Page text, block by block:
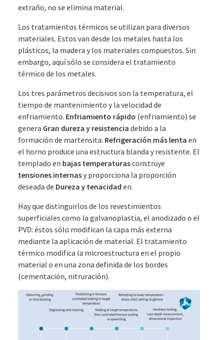
extraño, no se elimina material.
Los tratamientos térmicos se utilizan para diversos
materiales. Estos van desde los metales hasta los
plásticos, la madera y los materiales compuestos. Sin
embargo, aquí sólo se considera el tratamiento
térmico de los metales.
Los tres parámetros decisivos son la temperatura, el
tiempo de mantenimiento y la velocidad de
enfriamiento. Enfriamiento rápido (enfriamiento) se
genera Gran dureza y resistencia debido a la
formación de martensita. Refrigeración más lenta en
el horno produce una estructura blanda y resistente. El
templado en bajas temperaturasconstruye
tensiones internasy proporciona la proporción
deseada de Dureza y tenacidad en.
Hay que distinguirlos de los revestimientos
superficiales como la galvanoplastia, el anodizado o el
PVD: éstos sólo modifican la capa más externa
mediante la aplicación de material. El tratamiento
térmico modifica la microestructura en el propio
material o en una zona definida de los bordes
(cementación, nitruración).